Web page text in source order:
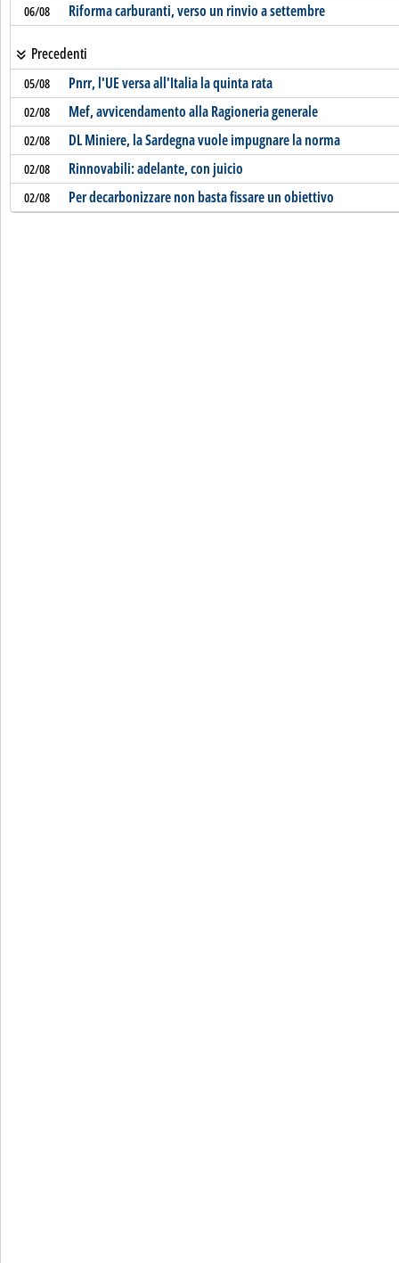
06/08 Riforma carburanti, verso un rinvio a settembre
Precedenti
05/08 Pnrr, l'UE versa all'Italia la quinta rata
02/08 Mef, avvicendamento alla Ragioneria generale
02/08 DL Miniere, la Sardegna vuole impugnare la norma
02/08 Rinnovabili: adelante, con juicio
02/08 Per decarbonizzare non basta fissare un obiettivo